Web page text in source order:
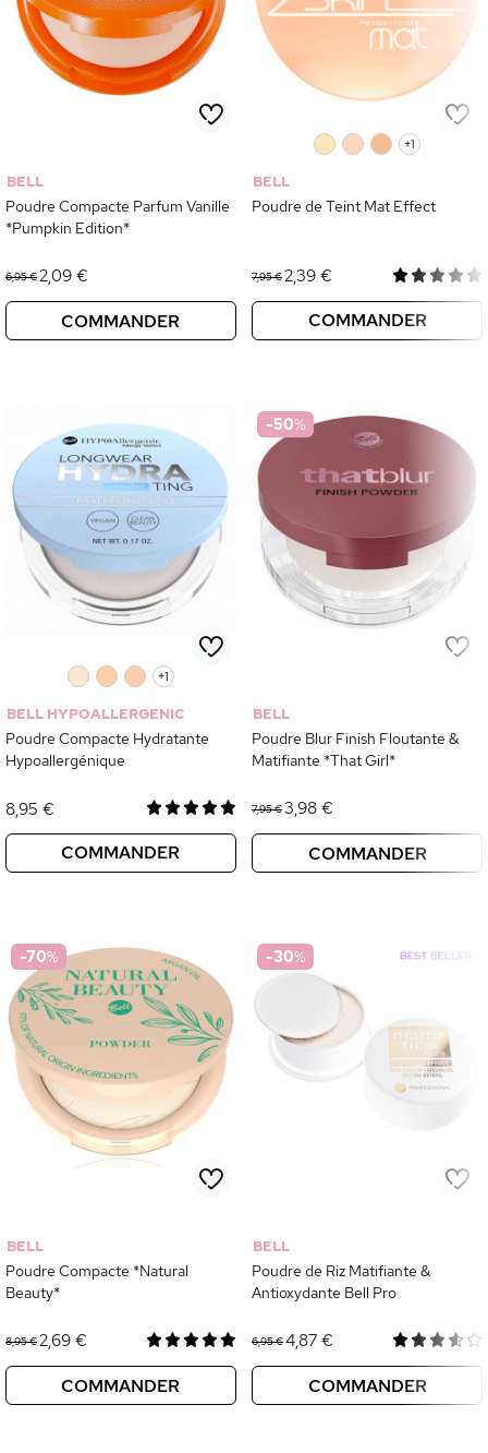
BELL
Poudre Compacte Parfum Vanille
*Pumpkin Edition*
6,95 €2,09 €
COMMANDER
+1
BELL
Poudre de Teint Mat Effect
7,95 €2,39 €
COMMANDER
+1
BELL HYPOALLERGENIC
Poudre Compacte Hydratante
Hypoallergénique
8,95 €
COMMANDER
-50%
BELL
Poudre Blur Finish Floutante &
Matifiante *That Girl*
7,95 €3,98 €
COMMANDER
-70%
BELL
Poudre Compacte *Natural
Beauty*
8,95 €2,69 €
COMMANDER
-30%
BELL
Poudre de Riz Matifiante &
Antioxydante Bell Pro
6,95 €4,87 €
COMMANDER